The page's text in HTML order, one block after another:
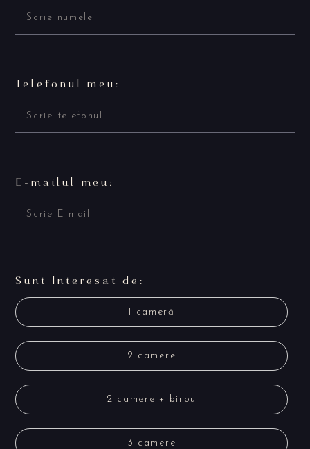
Telefonul meu:
E-mailul meu:
Sunt Interesat de:
1 cameră
2 camere
2 camere + birou
3 camere